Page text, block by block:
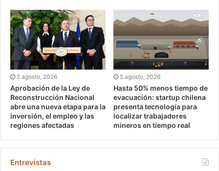
5 agosto, 2026
Aprobación de la Ley de
Reconstrucción Nacional
abre una nueva etapa para la
inversión, el empleo y las
regiones afectadas
5 agosto, 2026
Hasta 50% menos tiempo de
evacuación: startup chilena
presenta tecnología para
localizar trabajadores
mineros en tiempo real
Entrevistas